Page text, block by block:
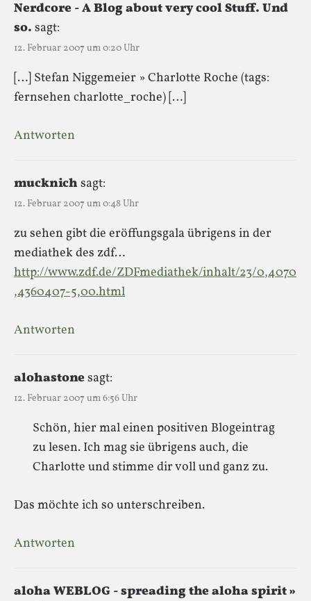
Nerdcore - A Blog about very cool Stuff. Und
so. sagt:
12. Februar 2007 um 0:20 Uhr
[…] Stefan Niggemeier » Charlotte Roche (tags:
fernsehen charlotte_roche) […]
Antworten
mucknich sagt:
12. Februar 2007 um 0:48 Uhr
zu sehen gibt die eröffungsgala übrigens in der
mediathek des zdf…
http://www.zdf.de/ZDFmediathek/inhalt/23/0,4070
,4360407-5,00.html
Antworten
alohastonesagt:
12. Februar 2007 um 6:56 Uhr
Schön, hier mal einen positiven Blogeintrag
zu lesen. Ich mag sie übrigens auch, die
Charlotte und stimme dir voll und ganz zu.
Das möchte ich so unterschreiben.
Antworten
aloha WEBLOG - spreading the aloha spirit »